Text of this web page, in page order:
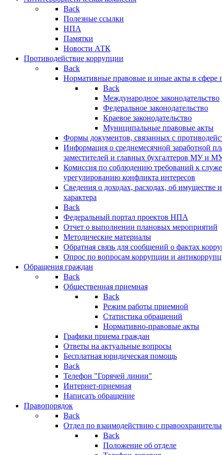
Back
Полезные ссылки
НПА
Памятки
Новости АТК
Противодействие коррупции
Back
Нормативные правовые и иные акты в сфере
Back
Международное законодательство
Федеральное законодательство
Краевое законодательство
Муниципальные правовые акты
Формы документов, связанных с
Информация о среднемесячной заработной
заместителей и главных бухгалтеров МУ и
Комиссия по соблюдению требований к
урегулированию конфликта интересов
Сведения о доходах, расходах, об имуществе
характера
Back
Федеральный портал проектов НПА
Отчет о выполнении плановых мероприятий
Методические материалы
Обратная связь для сообщений о фактах
Опрос по вопросам коррупции и
Обращения граждан
Back
Общественная приемная
Back
Режим работы приемной
Статистика обращений
Нормативно-правовые акты
Графики приема граждан
Ответы на актуальные вопросы
Бесплатная юридическая помощь
Back
Телефон "Горячей линии"
Интернет-приемная
Написать обращение
Правопорядок
Back
Отдел по взаимодействию с
Back
Положение об отделе